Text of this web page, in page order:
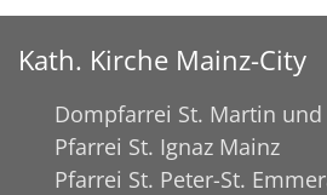
Kath. Kirche Mainz-City
Dompfarrei St. Martin
Pfarrei St. Ignaz Mainz
Pfarrei St. Peter-St.